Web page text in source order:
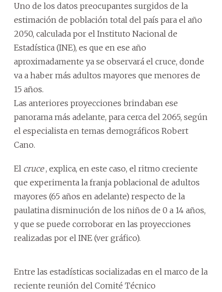
Uno de los datos preocupantes surgidos de la
estimación de población total del país para el año
2050, calculada por el Instituto Nacional de
Estadística (INE), es que en ese año
aproximadamente ya se observará el cruce, donde
va a haber más adultos mayores que menores de
15 años.
Las anteriores proyecciones brindaban ese
panorama más adelante, para cerca del 2065, según
el especialista en temas demográficos Robert
Cano.
El cruce, explica, en este caso, el ritmo creciente
que experimenta la franja poblacional de adultos
mayores (65 años en adelante) respecto de la
paulatina disminución de los niños de 0 a 14 años,
y que se puede corroborar en las proyecciones
realizadas por el INE (ver gráfico).
Entre las estadísticas socializadas en el marco de la
reciente reunión del Comité Técnico